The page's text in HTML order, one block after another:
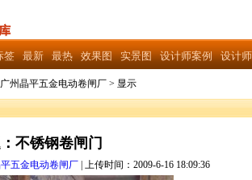
签 最新 最热 效果图 实景图 设计师案例 设计
广州晶平五金电动卷闸厂 > 显示
不锈钢卷闸门
五金电动卷闸厂 | 上传时间：2009-6-16 18:09:36